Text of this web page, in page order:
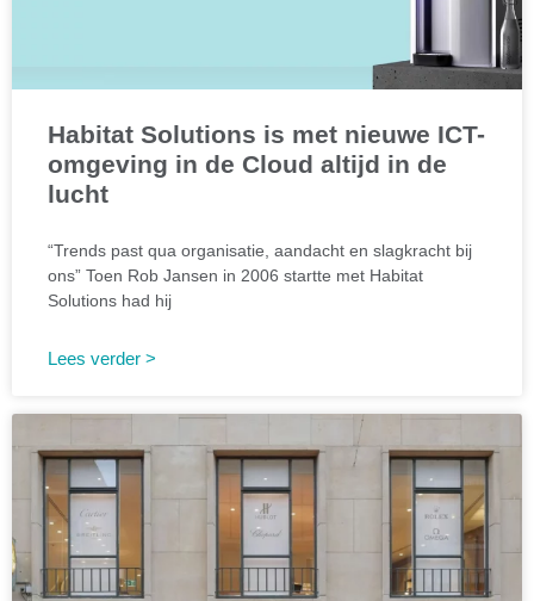
Habitat Solutions is met nieuwe ICT-
omgeving in de Cloud altijd in de
lucht
“Trends past qua organisatie, aandacht en slagkracht bij
ons” Toen Rob Jansen in 2006 startte met Habitat
Solutions had hij
Lees verder >